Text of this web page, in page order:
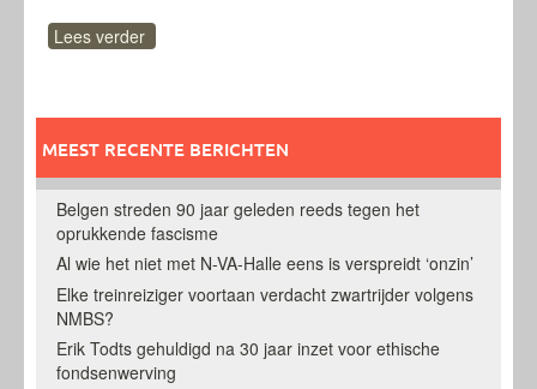
Lees verder
MEEST RECENTE BERICHTEN
Belgen streden 90 jaar geleden reeds tegen het
oprukkende fascisme
Al wie het niet met N-VA-Halle eens is verspreidt ‘onzin’
Elke treinreiziger voortaan verdacht zwartrijder volgens
NMBS?
Erik Todts gehuldigd na 30 jaar inzet voor ethische
fondsenwerving